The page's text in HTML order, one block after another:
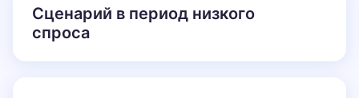
Сценарий в период низкого
спроса